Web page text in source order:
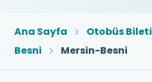
Ana Sayfa Otobüs Bileti
Besni
Mersin-Besni